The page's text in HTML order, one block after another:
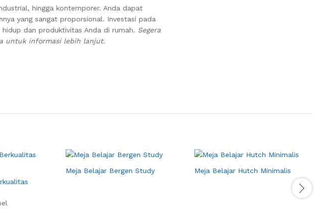
hingga kontemporer. Anda dapat
yang sangat proporsional. Investasi pada
dan produktivitas Anda di rumah. Segera
untuk informasi lebih lanjut.
Meja Belajar Bergen Study
Meja Belajar Hutch Minimalis